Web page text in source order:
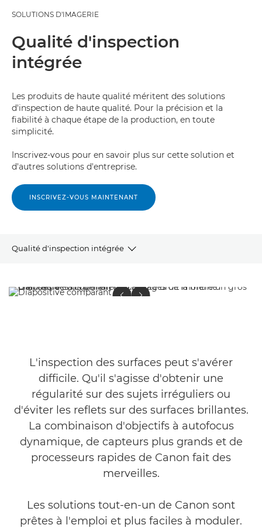
SOLUTIONS D'IMAGERIE
Qualité d'inspection
intégrée
Les produits de haute qualité méritent des solutions
d'inspection de haute qualité. Pour la précision et la
fiabilité à chaque étape de la production, en toute
simplicité.
Inscrivez-vous pour en savoir plus sur cette solution et
d'autres solutions d'entreprise.
INSCRIVEZ-VOUS MAINTENANT
Qualité d'inspection intégrée
Trio de technologies
L'inspection des surfaces peut s'avérer
difficile. Qu'il s'agisse d'obtenir une
régularité sur des sujets irréguliers ou
d'éviter les reflets sur des surfaces brillantes.
La combinaison d'objectifs à autofocus
dynamique, de capteurs plus grands et de
processeurs rapides de Canon fait des
merveilles.
Les solutions tout-en-un de Canon sont
prêtes à l'emploi et plus faciles à moduler.